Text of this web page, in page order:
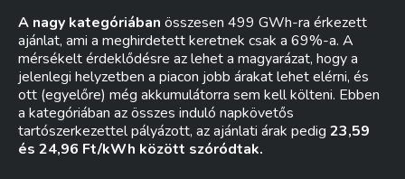
A nagy kategóriában összesen 499 GWh-ra érkezett
ajánlat, ami a meghirdetett keretnek csak a 69%-a. A
mérsékelt érdeklődésre az lehet a magyarázat, hogy a
jelenlegi helyzetben a piacon jobb árakat lehet elérni, és
ott (egyelőre) még akkumulátorra sem kell költeni. Ebben
a kategóriában az összes induló napkövetős
tartószerkezettel pályázott, az ajánlati árak pedig 23,59
és 24,96 Ft/kWh között szóródtak.